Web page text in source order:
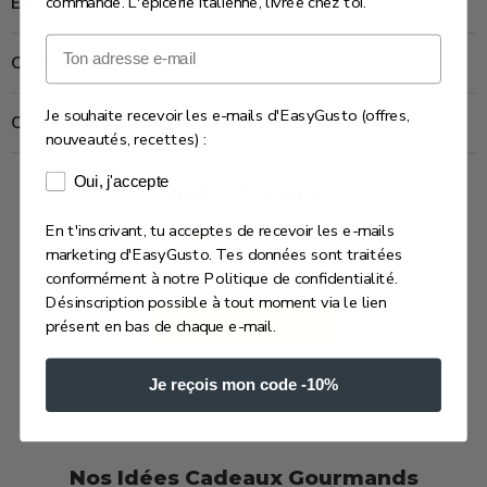
Combien de temps prend la livraison ?
Comment contacter notre service client ?
Avis Clients
Soyez le premier à écrire un avis
Écrire un avis
Nos Idées Cadeaux Gourmands
Email
Je souhaite recevoir les e-mails d'EasyGusto (offres,
nouveautés, recettes) :
Consentement e-mails marketing
Oui, j'accepte
En t'inscrivant, tu acceptes de recevoir les e-mails
marketing d'EasyGusto. Tes données sont traitées
conformément à notre Politique de confidentialité.
Désinscription possible à tout moment via le lien
présent en bas de chaque e-mail.
Je reçois mon code -10%